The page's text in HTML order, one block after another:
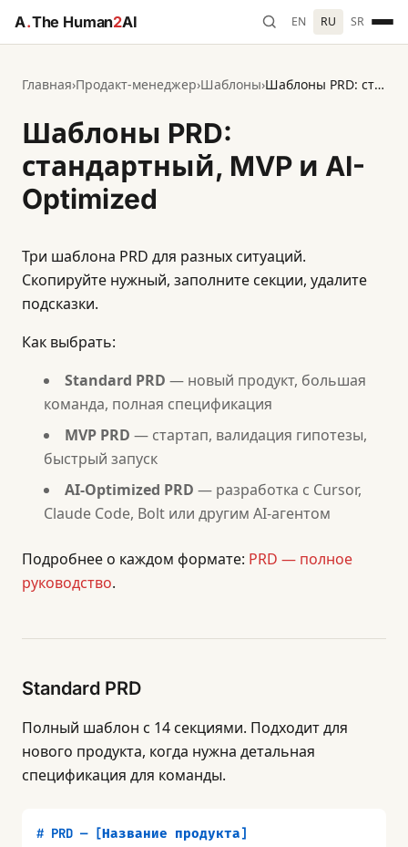
A.The Human2AI EN RU SR
Главная›Продакт-менеджер›Шаблоны› Шаблоны PRD: стандартный, MVP и AI-Optimized
Шаблоны PRD:
стандартный, MVP и AI-
Optimized
Три шаблона PRD для разных ситуаций.
Скопируйте нужный, заполните секции, удалите
подсказки.
Как выбрать:
Standard PRD — новый продукт, большая
команда, полная спецификация
MVP PRD — стартап, валидация гипотезы,
быстрый запуск
AI-Optimized PRD — разработка с Cursor,
Claude Code, Bolt или другим AI-агентом
Подробнее о каждом формате: PRD — полное
руководство.
Standard PRD
Полный шаблон с 14 секциями. Подходит для
нового продукта, когда нужна детальная
спецификация для команды.
# PRD — [Название продукта]